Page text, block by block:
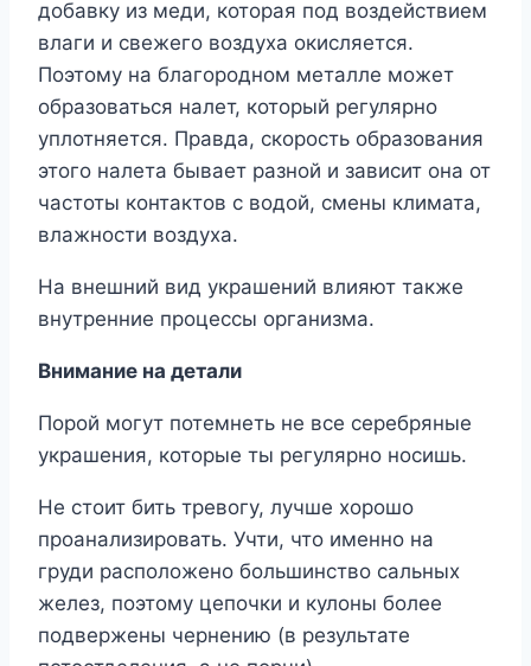
добавку из меди, которая под воздействием
влаги и свежего воздуха окисляется.
Поэтому на благородном металле может
образоваться налет, который регулярно
уплотняется. Правда, скорость образования
этого налета бывает разной и зависит она от
частоты контактов с водой, смены климата,
влажности воздуха.
На внешний вид украшений влияют также
внутренние процессы организма.
Внимание на детали
Порой могут потемнеть не все серебряные
украшения, которые ты регулярно носишь.
Не стоит бить тревогу, лучше хорошо
проанализировать. Учти, что именно на
груди расположено большинство сальных
желез, поэтому цепочки и кулоны более
подвержены чернению (в результате